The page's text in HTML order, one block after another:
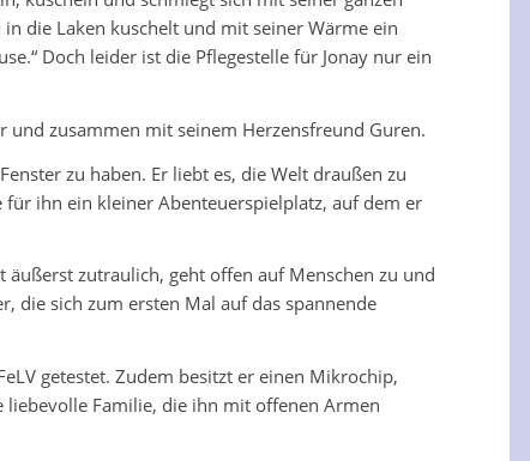
die Laken kuschelt und mit seiner Wärme ein
Doch leider ist die Pflegestelle für Jonay nur ein
und zusammen mit seinem Herzensfreund Guren.
zu haben. Er liebt es, die Welt draußen zu
ihn ein kleiner Abenteuerspielplatz, auf dem er
zutraulich, geht offen auf Menschen zu und
die sich zum ersten Mal auf das spannende
getestet. Zudem besitzt er einen Mikrochip,
Familie, die ihn mit offenen Armen